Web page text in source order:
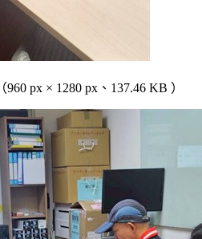
（960 px × 1280 px、137.46 KB ）